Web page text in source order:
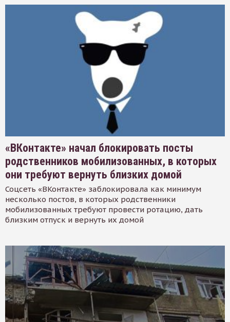
«ВКонтакте» начал блокировать посты
родственников мобилизованных, в которых
они требуют вернуть близких домой
Соцсеть «ВКонтакте» заблокировала как минимум
несколько постов, в которых родственники
мобилизованных требуют провести ротацию, дать
близким отпуск и вернуть их домой